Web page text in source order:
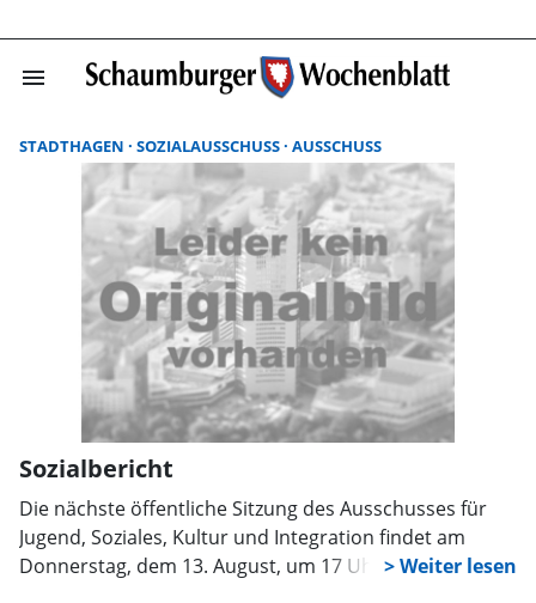
menu
STADTHAGEN SOZIALAUSSCHUSS AUSSCHUSS
Sozialbericht
Die nächste öffentliche Sitzung des Ausschusses für
Jugend, Soziales, Kultur und Integration findet am
Donnerstag, dem 13. August, um 17 Uhr, im Ratssaal